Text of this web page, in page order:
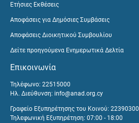
Ετήσιες Εκθέσεις
Αποφάσεις για Δημόσιες Συμβάσεις
Αποφάσεις Διοικητικού Συμβουλίου
Δείτε προηγούμενα Ενημερωτικά Δελτία
Επικοινωνία
Τηλέφωνο: 22515000
Ηλ. Διεύθυνση: info@anad.org.cy
Γραφείο Εξυπηρέτησης του Κοινού: 22390300
Τηλεφωνική Εξυπηρέτηση: 07:00 - 18:00